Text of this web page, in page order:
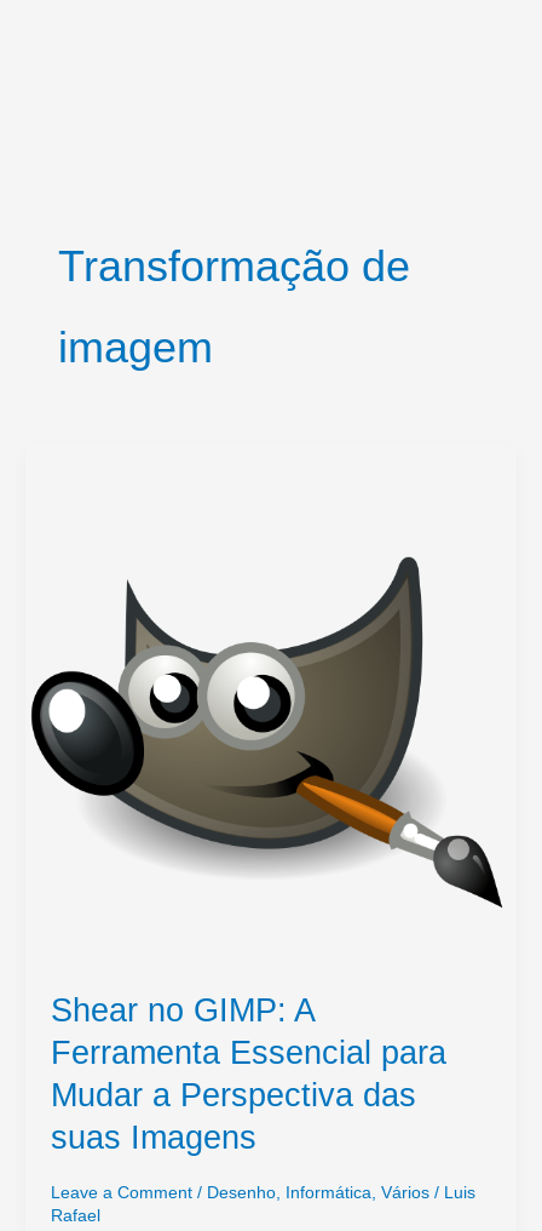
Transformação de
imagem
Shear no GIMP: A
Ferramenta Essencial para
Mudar a Perspectiva das
suas Imagens
Leave a Comment / Desenho, Informática, Vários/ Luis
Rafael